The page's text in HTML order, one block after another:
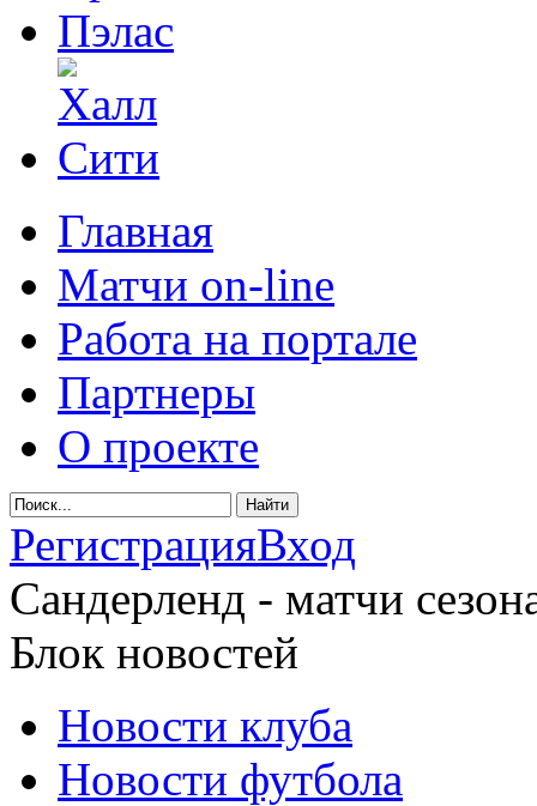
Главная
Матчи on-line
Работа на портале
Партнеры
О проекте
РегистрацияВход
Сандерленд - матчи
Блок новостей
Новости клуба
Новости футбола